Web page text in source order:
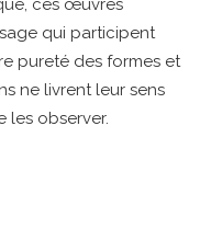
ces œuvres
qui participent
pureté des formes et
ne livrent leur sens
les observer.